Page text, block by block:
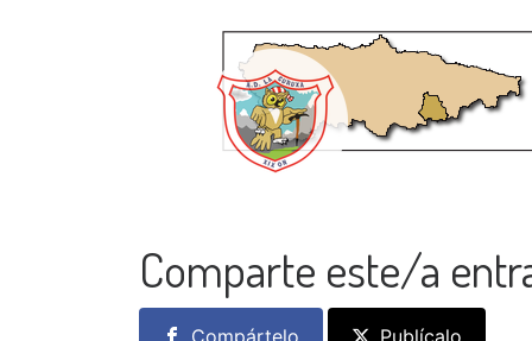
Comparte este/a